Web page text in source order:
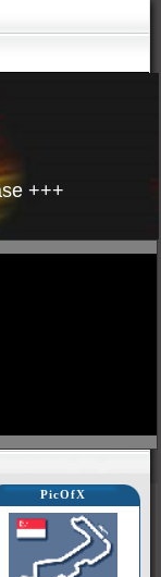
Gruppe A
PicOfX